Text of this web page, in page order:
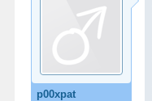
p00xpat